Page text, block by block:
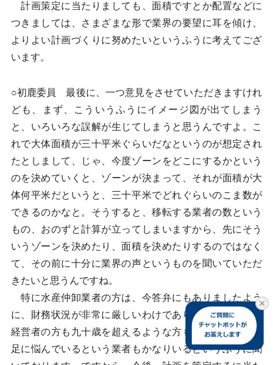
計画策定に当たりましても、面積ですとか配置などに
つきましては、さまざまな形で業界の要望に耳を傾け、
よりよい計画づくりに努めたいというふうに考えてござ
います。
○初鹿委員 最後に、一つ意見をさせていただきますけれ
ども、まず、こういうふうにイメージ図が出てしまう
と、いろいろな誤解が生じてしまうと思うんですよ。こ
れで大体面積が三十平米ぐらいだなというのが想定され
たとしまして、じゃ、今度ゾーンをどこにするかという
のを決めていくと、ゾーンが決まって、それが面積が大
体何平米だというと、三十平米でどれぐらいのこま数が
できるのかなと。そうすると、移転する業者の数という
もの、おのずと計算が立ってしまいますから、先にそう
いうゾーンを決めたり、面積を決めたりするのではなく
て、その前に十分に業界の声というものを聞いていただ
きたいと思うんですね。
特に水産仲卸業者の方は、今答弁にもありましたよう
に、財務状況が非常に厳しいわけでありまして、また、
経営者の方も九十歳を超えるような方もいて、後継者不
足に悩んでいるという業者もかなりいるというふうに聞